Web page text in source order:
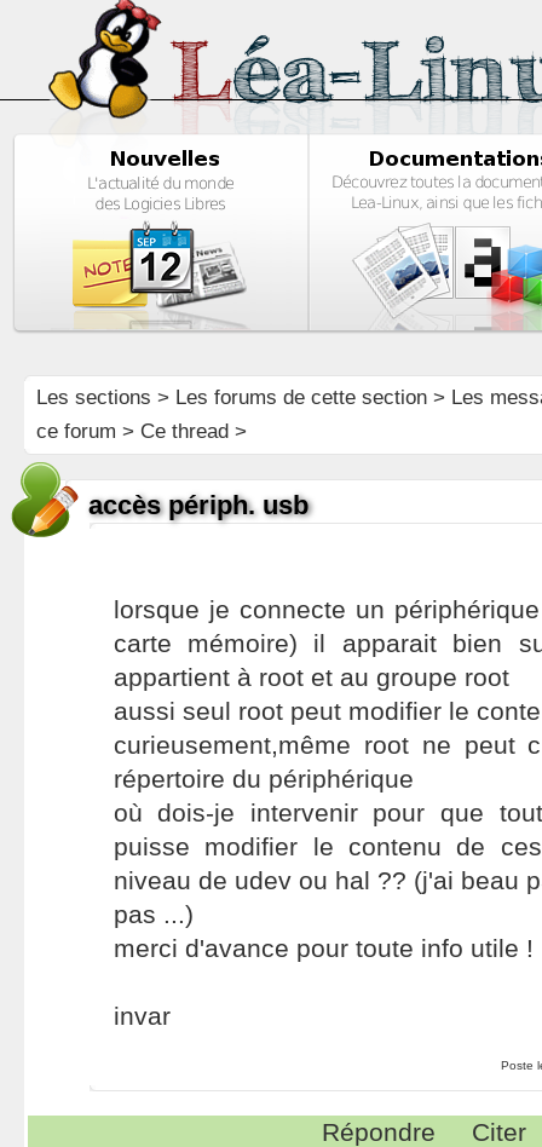
Les sections > Les forums de cette section> Les
ce forum > Ce thread >
accès périph. usb
lorsque je connecte un
carte mémoire) il apparait bien
appartient à root et au groupe root
aussi seul root peut modifier le
curieusement,même root ne peut
répertoire du périphérique
où dois-je intervenir pour que
puisse modifier le contenu de
niveau de udev ou hal ?? (j'ai beau
pas ...)
merci d'avance pour toute info utile !
invar
Poste
Répondre Citer